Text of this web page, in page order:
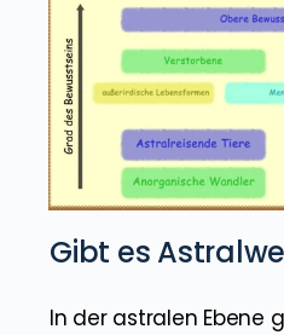
Gibt es
In der astralen Ebene